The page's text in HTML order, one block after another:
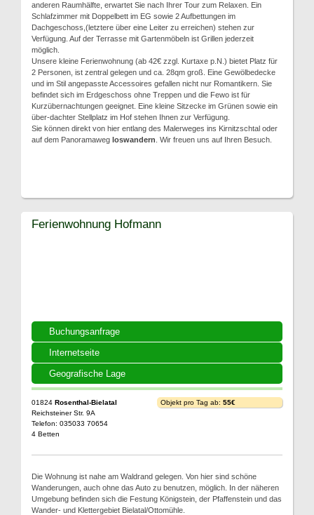
anderen Raumhälfte, erwartet Sie nach Ihrer Tour zum Relaxen. Ein
Schlafzimmer mit Doppelbett im EG sowie 2 Aufbettungen im
Dachgeschoss,(letztere über eine Leiter zu erreichen) stehen zur
Verfügung. Auf der Terrasse mit Gartenmöbeln ist Grillen jederzeit
möglich.
Unsere kleine Ferienwohnung (ab 42€ zzgl. Kurtaxe p.N.) bietet Platz für
2 Personen, ist zentral gelegen und ca. 28qm groß. Eine Gewölbedecke
und im Stil angepasste Accessoires gefallen nicht nur Romantikern. Sie
befindet sich im Erdgeschoss ohne Treppen und die Fewo ist für
Kurzübernachtungen geeignet. Eine kleine Sitzecke im Grünen sowie ein
über-dachter Stellplatz im Hof stehen Ihnen zur Verfügung.
Sie können direkt von hier entlang des Malerweges ins Kirnitzschtal oder
auf dem Panoramaweg loswandern . Wir freuen uns auf Ihren Besuch.
Buchungsanfrage
Internetseite
Geografische Lage
Ferienwohnung Hofmann
01824 Rosenthal-Bielatal
Reichsteiner Str. 9A
Telefon: 035033 70654
4 Betten
Objekt pro Tag ab: 55€
Die Wohnung ist nahe am Waldrand gelegen. Von hier sind schöne
Wanderungen, auch ohne das Auto zu benutzen, möglich. In der näheren
Umgebung befinden sich die Festung Königstein, der Pfaffenstein und das
Wander- und Klettergebiet Bielatal/Ottomühle.